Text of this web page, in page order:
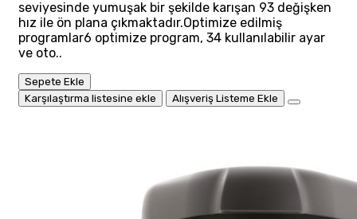
seviyesinde yumuşak bir şekilde karışan 93 değişken
hız ile ön plana çıkmaktadır.Optimize edilmiş
programlar6 optimize program, 34 kullanılabilir ayar
ve oto..
Sepete Ekle
Karşılaştırma listesine ekle
Alışveriş Listeme Ekle